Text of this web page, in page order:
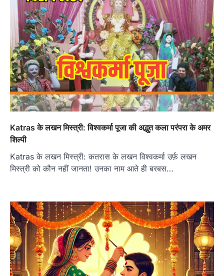
Katras के लखन मिस्त्री: विश्वकर्मा पूजा की अद्भुत कला परंपरा के अमर
शिल्पी
Katras के लखन मिस्त्री: कतरास के लखन विश्वकर्मा उर्फ़ लखन
मिस्त्री को कौन नहीं जानता! उनका नाम आते ही बरबस…